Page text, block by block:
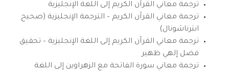
ترجمة معاني القرآن الكريم إلى اللغة الإنجليزية
ترجمة معاني القرآن الكريم – الترجمة الإنجليزية (صحيح
انترناشونال)
ترجمة معاني القرآن الكريم إلى اللغة الإنجليزية – تحقيق
فضل إلهي ظهير
ترجمة معاني سورة الفاتحة مع الزهراوين إلى اللغة